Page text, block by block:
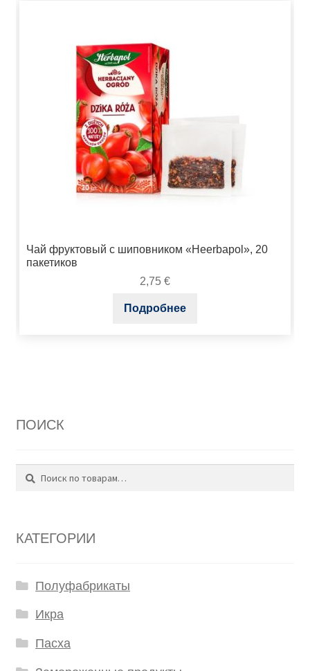
Чай фруктовый с шиповником «Heerbapol», 20
пакетиков
2,75 €
Подробнее
ПОИСК
Поиск
КАТЕГОРИИ
Полуфабрикаты
Икра
Пасха